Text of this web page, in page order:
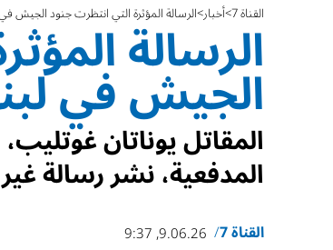
القناة 7 أخبار الرسالة المؤثرة التي انتظرت جنود الجيش
الرسالة
الجيش في
المدفعية، نشر رسالة
القناة 7
9.06.26, 9:37